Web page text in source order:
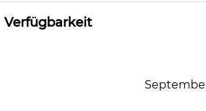
Verfügbarkeit